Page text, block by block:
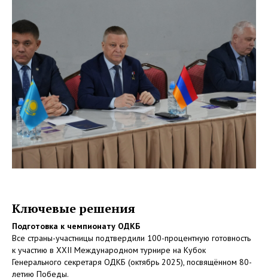
Ключевые решения
Подготовка к чемпионату ОДКБ
Все страны-участницы подтвердили 100-процентную готовность
к участию в XXII Международном турнире на Кубок
Генерального секретаря ОДКБ (октябрь 2025), посвящённом 80-
летию Победы.